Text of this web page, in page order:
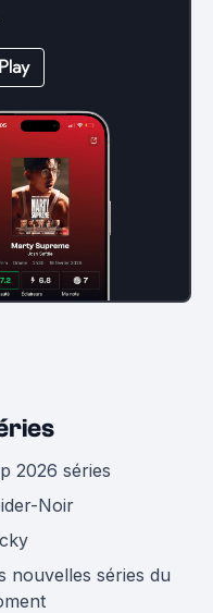
2026 séries
Noir
nouvelles séries du